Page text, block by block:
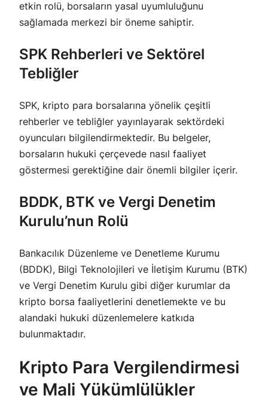
etkin rolü, borsaların yasal uyumluluğunu
sağlamada merkezi bir öneme sahiptir.
SPK Rehberleri ve Sektörel
Tebliğler
SPK, kripto para borsalarına yönelik çeşitli
rehberler ve tebliğler yayınlayarak sektördeki
oyuncuları bilgilendirmektedir. Bu belgeler,
borsaların hukuki çerçevede nasıl faaliyet
göstermesi gerektiğine dair önemli bilgiler içerir.
BDDK, BTK ve Vergi Denetim
Kurulu’nun Rolü
Bankacılık Düzenleme ve Denetleme Kurumu
(BDDK), Bilgi Teknolojileri ve İletişim Kurumu (BTK)
ve Vergi Denetim Kurulu gibi diğer kurumlar da
kripto borsa faaliyetlerini denetlemekte ve bu
alandaki hukuki düzenlemelere katkıda
bulunmaktadır.
Kripto Para Vergilendirmesi
ve Mali Yükümlülükler